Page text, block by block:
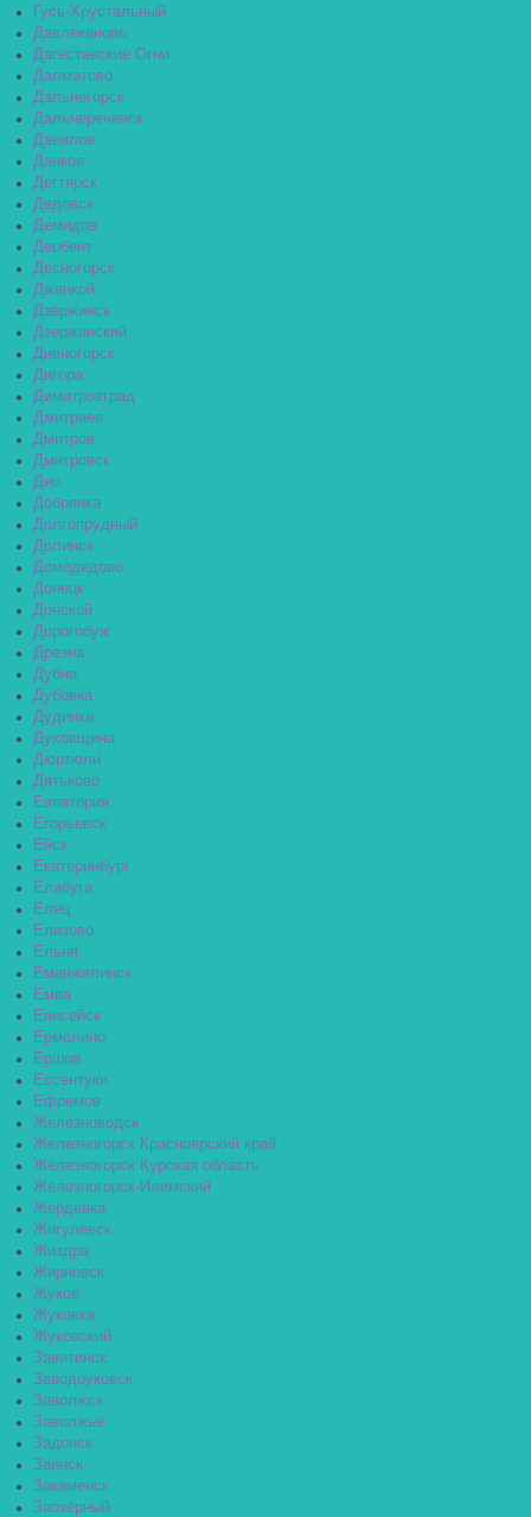
Гусь-Хрустальный
Давлеканово
Дагестанские Огни
Далматово
Дальнегорск
Дальнереченск
Данилов
Данков
Дегтярск
Дедовск
Демидов
Дербент
Десногорск
Джанкой
Дзержинск
Дзержинский
Дивногорск
Дигора
Димитровград
Дмитриев
Дмитров
Дмитровск
Дно
Добрянка
Долгопрудный
Долинск
Домодедово
Донецк
Донской
Дорогобуж
Дрезна
Дубна
Дубовка
Дудинка
Духовщина
Дюртюли
Дятьково
Евпатория
Егорьевск
Ейск
Екатеринбург
Елабуга
Елец
Елизово
Ельня
Еманжелинск
Емва
Енисейск
Ермолино
Ершов
Ессентуки
Ефремов
Железноводск
Железногорск Красноярский край
Железногорск Курская область
Железногорск-Илимский
Жердевка
Жигулёвск
Жиздра
Жирновск
Жуков
Жуковка
Жуковский
Завитинск
Заводоуковск
Заволжск
Заволжье
Задонск
Заинск
Закаменск
Заозёрный